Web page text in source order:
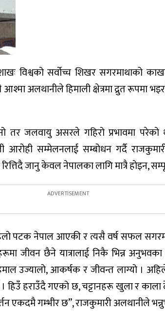
विश्वको सर्वोच्च शिखर सगरमाथाको
अलथानीले हिमाली क्षेत्रमा द्रुत रूपमा
तर जलवायु असरले गहिरो प्रभावमा परेको
आरोही सम्मेलनलाई सम्बोधन गर्दै
जानु केवल नेपालका लागि मात्रै होइन,
पटक नेपाल आएकी र त्यसै वर्ष सफल
जीवन छैने यात्रालाई निकै भिन्न
उज्यालो, आकर्षक र जीवन्त लाग्यो ।
हिउँ हराउँदै गएको छ, चट्टानहरू खुला र
एकदमै गम्भीर छ”, राजकुमारी अलथानीले